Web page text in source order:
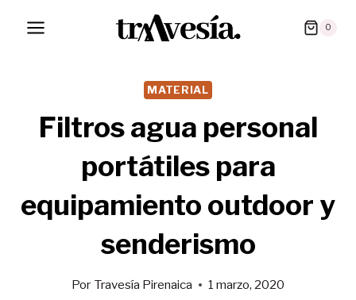
0
MATERIAL
Filtros agua personal
portátiles para
equipamiento outdoor y
senderismo
Por Travesía Pirenaica 1 marzo, 2020